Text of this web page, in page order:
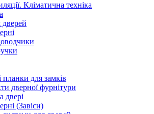
Кліматична техніка
дверей
планки для замків
дверної фурнітури
двері
(Завіси)